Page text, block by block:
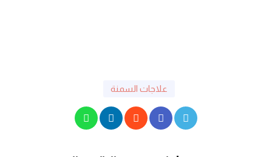
علاجات السمنة